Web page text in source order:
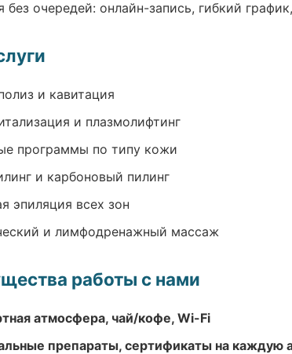
без очередей: онлайн-запись, гибкий
и кавитация
и плазмолифтинг
программы по типу кожи
и карбоновый пилинг
эпиляция всех зон
и лимфодренажный массаж
работы с нами
атмосфера, чай/кофе, Wi-Fi
препараты, сертификаты на каждую